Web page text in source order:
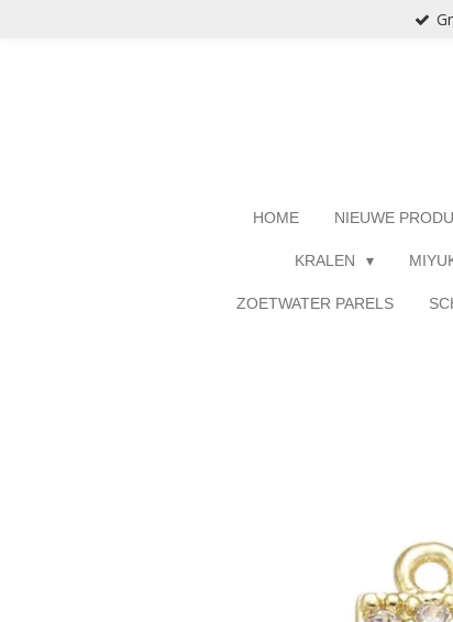
HOME NIEUWE
KRALEN
ZOETWATER PARELS